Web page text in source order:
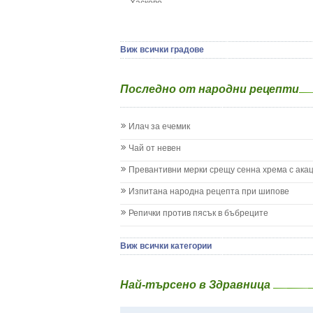
Детски диабет
Жълтеница
Запек на бебето и детето
Кашлица при бебето и детето
Колики
Менингит
Млечница
Нощно напикаване - енуреза
Плач
Хасково
Виж всички градове
Последно от народни рецепти
Илач за ечемик
Чай от невен
Превантивни мерки срещу сенна хрема с
Изпитана народна рецепта при шипове
Репички против пясък в бъбреците
Виж всички категории
Най-търсено в Здравница